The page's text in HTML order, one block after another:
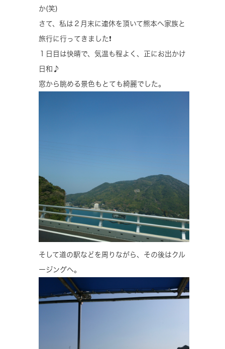
か(笑)
さて、私は２月末に連休を頂いて熊本へ家族と
旅行に行ってきました❗
１日目は快晴で、気温も程よく、正にお出かけ
日和♪
窓から眺める景色もとても綺麗でした。
そして道の駅などを周りながら、その後はクル
ージングへ。